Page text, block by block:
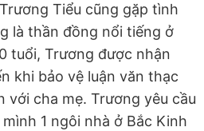
Tiểu cũng gặp tình
là thần đồng nổi tiếng ở
tuổi, Trương được nhận
khi bảo vệ luận văn thạc
với cha mẹ. Trương yêu cầu
1 ngôi nhà ở Bắc Kinh